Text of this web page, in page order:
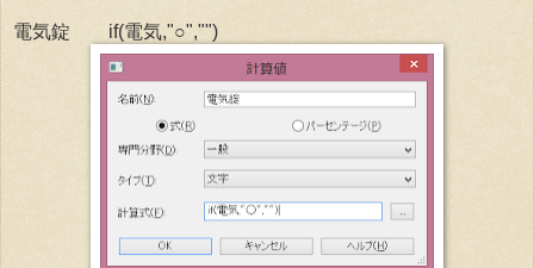
電気錠 if(電気,"○","")